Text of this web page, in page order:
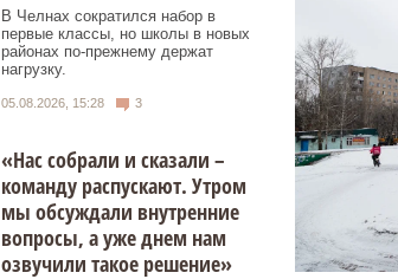
В Челнах сократился набор в
первые классы, но школы в новых
районах по-прежнему держат
нагрузку.
05.08.2026, 15:28 3
«Нас собрали и сказали –
команду распускают. Утром
мы обсуждали внутренние
вопросы, а уже днем нам
озвучили такое решение»